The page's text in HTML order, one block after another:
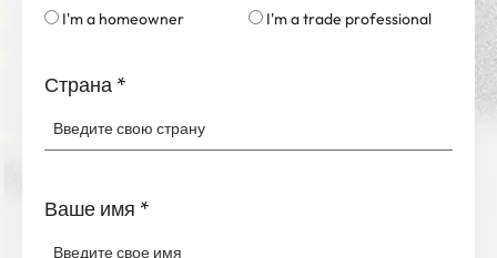
I'm a homeowner I'm a trade professional
Страна *
Ваше имя *